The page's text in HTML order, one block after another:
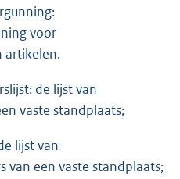
voor
artikelen.
de lijst van
vaste standplaats;
lijst van
van een vaste standplaats;